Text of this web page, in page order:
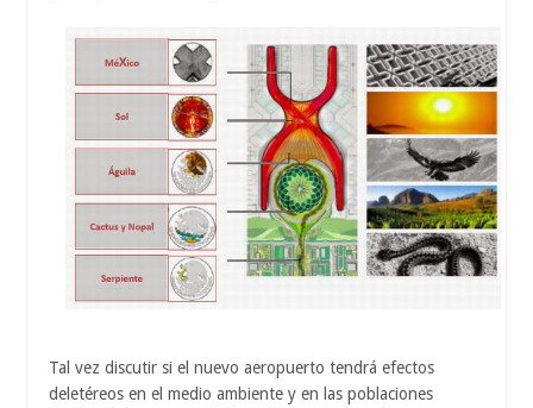
Tal vez discutir si el nuevo aeropuerto tendrá efectos
deletéreos en el medio ambiente y en las poblaciones